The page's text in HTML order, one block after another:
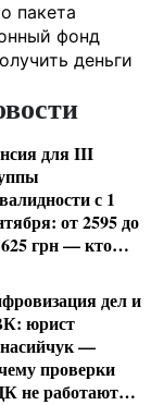
пакета
фонд
деньги
для III
с 1
от 2595 до
грн — кто
дел и
юрист
—
проверки
не работают